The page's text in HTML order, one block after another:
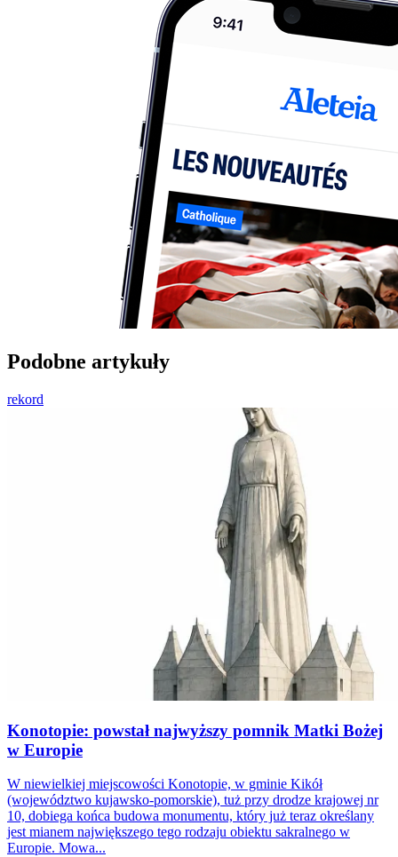
Podobne artykuły
rekord
Konotopie: powstał najwyższy pomnik Matki Bożej
w Europie
W niewielkiej miejscowości Konotopie, w gminie Kikół
(województwo kujawsko-pomorskie), tuż przy drodze krajowej nr
10, dobiega końca budowa monumentu, który już teraz określany
jest mianem największego tego rodzaju obiektu sakralnego w
Europie. Mowa...